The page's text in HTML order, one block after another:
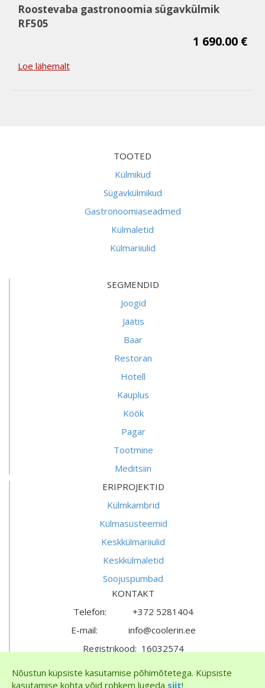
Roostevaba gastronoomia sügavkülmik
RF505
1 690.00 €
Loe lähemalt
TOOTED
Külmikud
Sügavkülmikud
Gastronoomiaseadmed
Külmaletid
Külmariiulid
SEGMENDID
Joogid
Jäätis
Baar
Restoran
Hotell
Kauplus
Köök
Pagar
Tootmine
Meditsiin
ERIPROJEKTID
Külmkambrid
Külmasüsteemid
Keskkülmariiulid
Keskkülmaletid
Soojuspumbad
KONTAKT
Telefon: +372 5281404
E-mail: info@coolerin.ee
Registrikood: 16032574
Nõustun küpsiste kasutamise põhimõtetega. Küpsiste
kasutamise kohta võid rohkem lugeda siit!